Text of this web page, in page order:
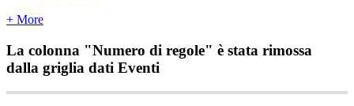
+ More
La colonna "Numero di regole" è stata rimossa
dalla griglia dati Eventi